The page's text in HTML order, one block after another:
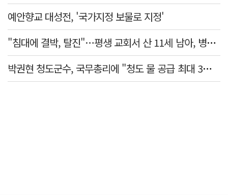
예안향교 대성전, '국가지정 보물로 지정'
"침대에 결박, 탈진"…평생 교회서 산 11세 남아, 병원 이송 끝 숨져
박권현 청도군수, 국무총리에 "청도 물 공급 최대 3만t 늘려달라"